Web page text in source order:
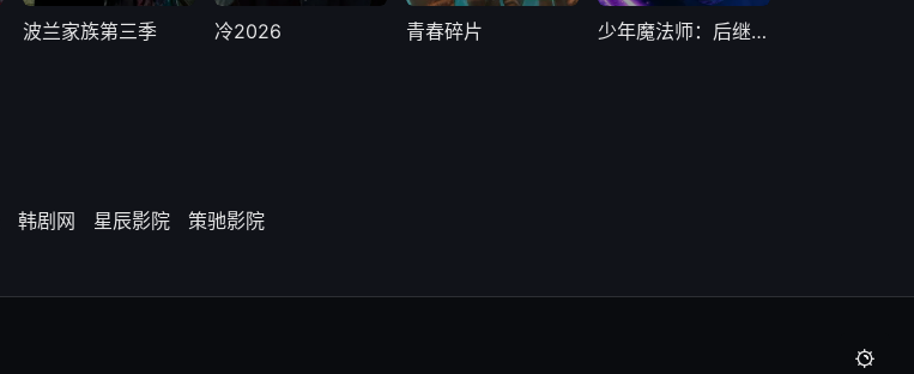
波兰家族第三季 冷2026 青春碎片 少年魔法师：后继者第三季
韩剧网 星辰影院 策驰影院
